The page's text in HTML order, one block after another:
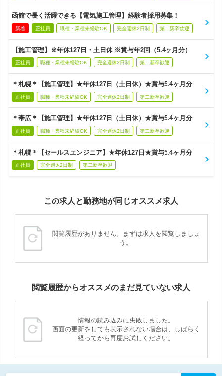
函館で長く活躍できる【電気施工管理】経験者採用募集！
新着 正社員 職種・業種未経験OK 完全週休2日制 第二新卒歓迎
【施工管理】※年休127日・土日休 ※賞与年2回（5.4ヶ月分）
正社員 職種・業種未経験OK 完全週休2日制 第二新卒歓迎
＊札幌＊【施工管理】★年休127日（土日休）★賞与5.4ヶ月分
正社員 職種・業種未経験OK 完全週休2日制 第二新卒歓迎
＊帯広＊【施工管理】★年休127日（土日休）★賞与5.4ヶ月分
正社員 職種・業種未経験OK 完全週休2日制 第二新卒歓迎
＊札幌＊【セールスエンジニア】★年休127日★賞与5.4ヶ月分
正社員 完全週休2日制 第二新卒歓迎
この求人と勤務地が同じオススメ求人
閲覧履歴がありません。まずは求人を閲覧しましょ
う。
閲覧履歴からオススメのまだ見ていない求人
情報の読み込みに失敗しました。
画面の更新をしても表示されない場合は、しばらく
経ってから再度お試しください。